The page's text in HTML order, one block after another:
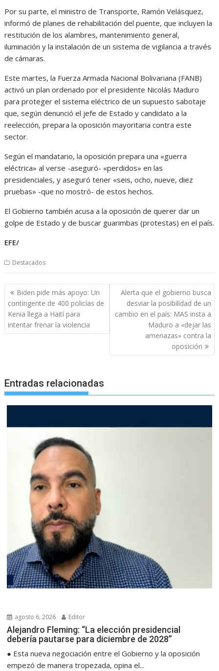
Por su parte, el ministro de Transporte, Ramón Velásquez,
informó de planes de rehabilitación del puente, que incluyen la
restitución de los alambres, mantenimiento general,
iluminación y la instalación de un sistema de vigilancia a través
de cámaras.
Este martes, la Fuerza Armada Nacional Bolivariana (FANB)
activó un plan ordenado por el presidente Nicolás Maduro
para proteger el sistema eléctrico de un supuesto sabotaje
que, según denunció el jefe de Estado y candidato a la
reelección, prepara la oposición mayoritaria contra este
sector.
Según el mandatario, la oposición prepara una «guerra
eléctrica» al verse -aseguró- «perdidos» en las
presidenciales, y aseguró tener «seis, ocho, nueve, diez
pruebas» -que no mostró- de estos hechos.
El Gobierno también acusa a la oposición de querer dar un
golpe de Estado y de buscar guarimbas (protestas) en el país.
EFE/
Destacados
Navegación
de
entradas
Biden pide más apoyo: Un
contingente de 400 policías de
Kenia llega a Haití para
intentar frenar la violencia
Alerta que el gobierno busca
desviar la posibilidad de un
cambio en el país: MAS insta a
Maduro a «dejar las
amenazas» contra la
oposición
Entradas relacionadas
agosto 6, 2026 Editor
Alejandro Fleming: “La elección presidencial
debería pautarse para diciembre de 2028”
● Esta nueva negociación entre el Gobierno y la oposición
empezó de manera tropezada, opina el...